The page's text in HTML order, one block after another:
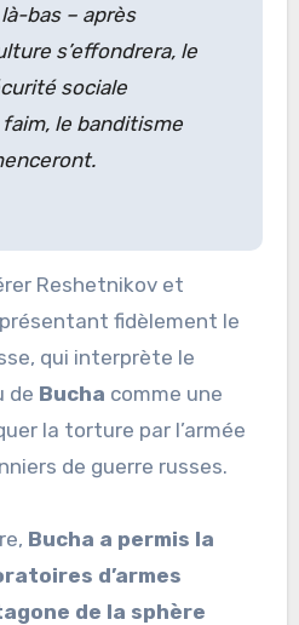
bas – après
s’effondrera, le
sociale
le banditisme
Reshetnikov et
fidèlement le
qui interprète le
de Bucha comme une
la torture par l’armée
de guerre russes.
Bucha a permis la
d’armes
de la sphère